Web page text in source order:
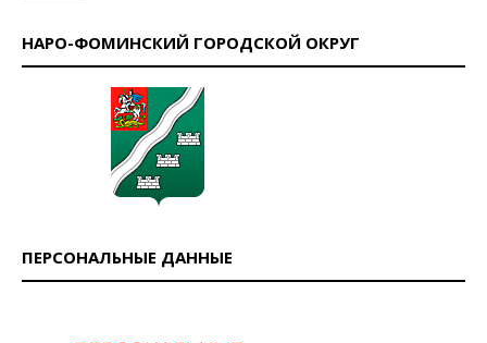
НАРО-ФОМИНСКИЙ ГОРОДСКОЙ ОКРУГ
ПЕРСОНАЛЬНЫЕ ДАННЫЕ